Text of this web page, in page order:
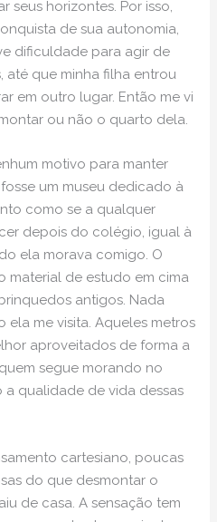
seus horizontes. Por isso,
de sua autonomia,
dificuldade para agir de
até que minha filha entrou
em outro lugar. Então me vi
ou não o quarto dela.
motivo para manter
um museu dedicado à
como se a qualquer
depois do colégio, igual à
ela morava comigo. O
material de estudo em cima
antigos. Nada
ela me visita. Aqueles metros
aproveitados de forma a
segue morando no
qualidade de vida dessas
cartesiano, poucas
do que desmontar o
de casa. A sensação tem